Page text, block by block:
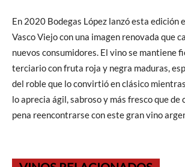
En 2020 Bodegas López lanzó esta edición
Vasco Viejo con una imagen renovada que
nuevos consumidores. El vino se mantiene
terciario con fruta roja y negra maduras,
del roble que lo convirtió en clásico
lo aprecia ágil, sabroso y más fresco que de
pena reencontrarse con este gran vino